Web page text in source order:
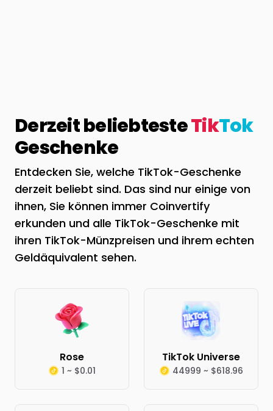
Derzeit beliebtesteTikTok
Geschenke
Entdecken Sie, welche TikTok-Geschenke
derzeit beliebt sind. Das sind nur einige von
ihnen, Sie können immer Coinvertify
erkunden und alle TikTok-Geschenke mit
ihren TikTok-Münzpreisen und ihrem echten
Geldäquivalent sehen.
Rose
1 ~ $0.01
TikTok Universe
44999 ~ $618.96